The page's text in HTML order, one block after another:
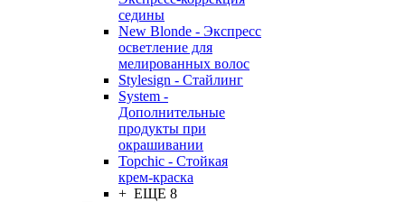
седины
New Blonde - Экспресс
осветление для
мелированных волос
Stylesign - Стайлинг
System -
Дополнительные
продукты при
окрашивании
Topchic - Стойкая
крем-краска
+ ЕЩЕ 8